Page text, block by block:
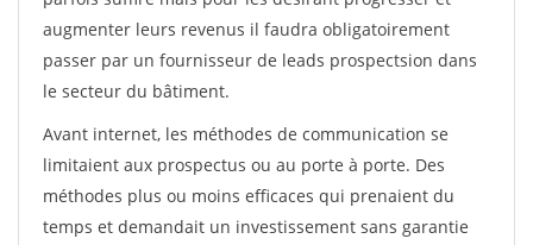
augmenter leurs revenus il faudra obligatoirement
passer par un fournisseur de leads prospectsion dans
le secteur du bâtiment.
Avant internet, les méthodes de communication se
limitaient aux prospectus ou au porte à porte. Des
méthodes plus ou moins efficaces qui prenaient du
temps et demandait un investissement sans garantie